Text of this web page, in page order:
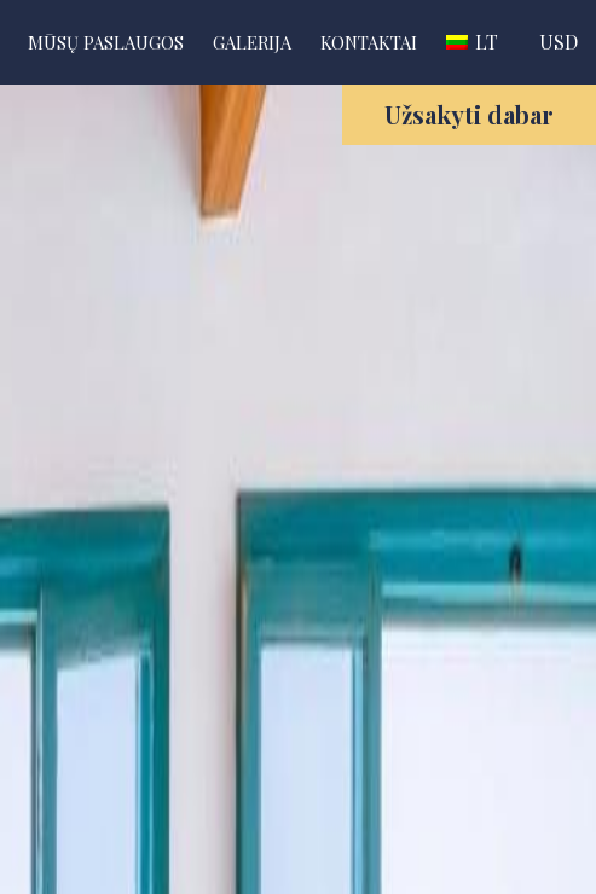
Užsakyti dabar
MŪSŲ PASLAUGOS GALERIJA KONTAKTAI LT USD